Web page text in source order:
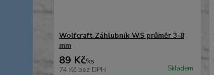
Wolfcraft Záhlubník WS průměr 3-8
mm
89 Kč/ks
74 Kč bez DPH Skladem